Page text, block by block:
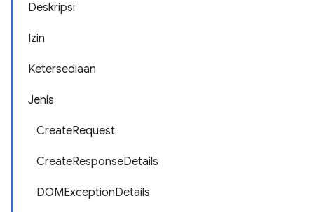
Deskripsi
Izin
Ketersediaan
Jenis
CreateRequest
CreateResponseDetails
DOMExceptionDetails